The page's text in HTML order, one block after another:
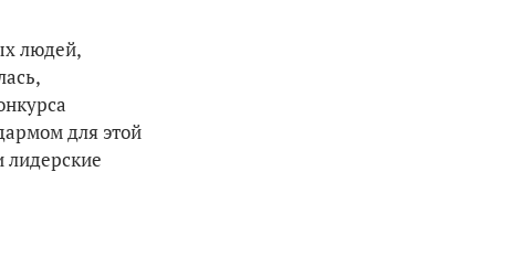
людей,
для этой
лидерские